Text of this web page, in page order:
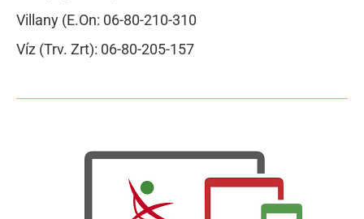
Villany (E.On: 06-80-210-310
Víz (Trv. Zrt): 06-80-205-157